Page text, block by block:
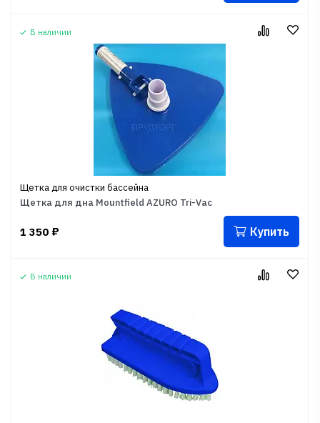
В наличии
Щетка для очистки бассейна
Щетка для дна Mountfield AZURO Tri-Vac
1 350 ₽ Купить
В наличии